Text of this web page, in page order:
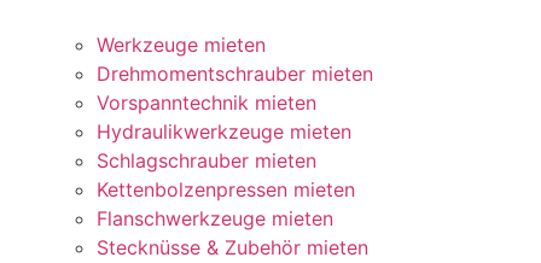
Werkzeuge mieten
Drehmomentschrauber mieten
Vorspanntechnik mieten
Hydraulikwerkzeuge mieten
Schlagschrauber mieten
Kettenbolzenpressen mieten
Flanschwerkzeuge mieten
Stecknüsse & Zubehör mieten